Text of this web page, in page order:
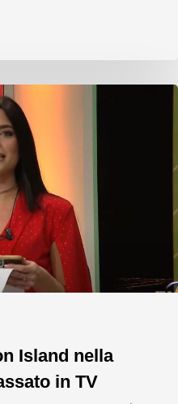
Island nella
in TV